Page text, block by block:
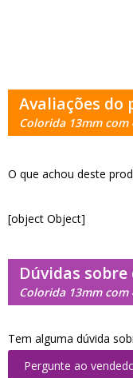
Avaliações do
Colorida 13mm com
O que achou deste
[object Object]
Dúvidas
Colorida 13mm com
Tem alguma dúvida
Pergunte ao